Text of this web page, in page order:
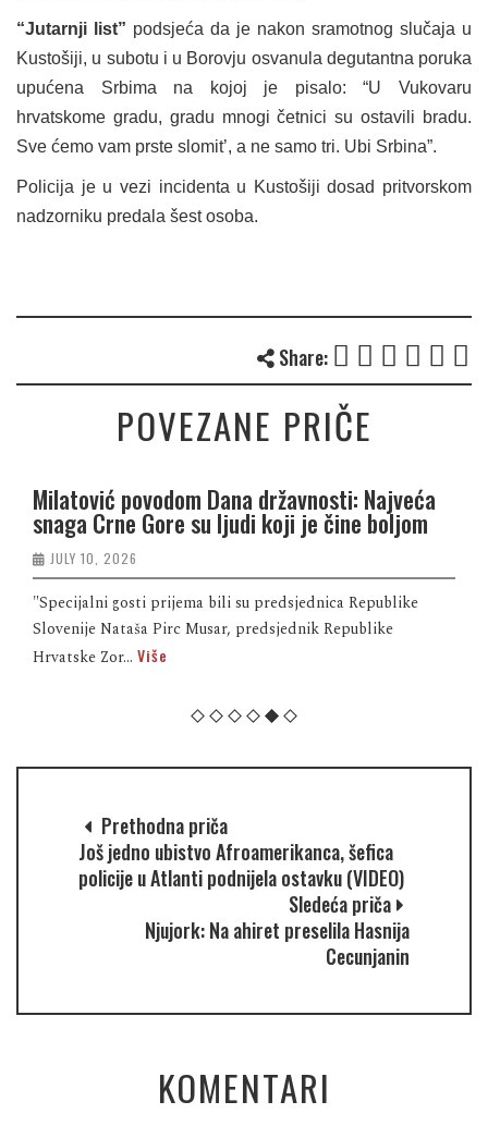
“Jutarnji list” podsjeća da je nakon sramotnog slučaja u
Kustošiji, u subotu i u Borovju osvanula degutantna poruka
upućena Srbima na kojoj je pisalo: “U Vukovaru
hrvatskome gradu, gradu mnogi četnici su ostavili bradu.
Sve ćemo vam prste slomit’, a ne samo tri. Ubi Srbina”.
Policija je u vezi incidenta u Kustošiji dosad pritvorskom
nadzorniku predala šest osoba.
Share:
POVEZANE PRIČE
Milatović povodom Dana državnosti: Najveća
snaga Crne Gore su ljudi koji je čine boljom
JULY 10, 2026
"Specijalni gosti prijema bili su predsjednica Republike
Slovenije Nataša Pirc Musar, predsjednik Republike
Hrvatske Zor... Više
Prethodna priča
Još jedno ubistvo Afroamerikanca, šefica
policije u Atlanti podnijela ostavku (VIDEO)
Sledeća priča
Njujork: Na ahiret preselila Hasnija
Cecunjanin
KOMENTARI